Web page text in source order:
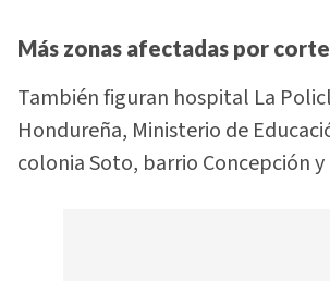
Más zonas afectadas por
También figuran hospital La
Hondureña, Ministerio de
colonia Soto, barrio Concepción y